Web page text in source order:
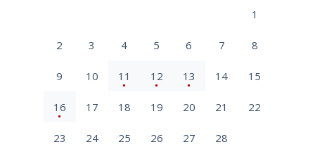
1
2 3 4 5 6 7 8
9 10 11 12 13 14 15
16 17 18 19 20 21 22
23 24 25 26 27 28